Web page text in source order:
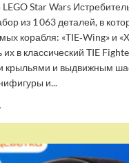
LEGO Star Wars
из 1 063 деталей, в
корабля: «TIE‑Wing» и
их в классический TIE
крыльями и выдвижным
и...
(EU)
Конструктор